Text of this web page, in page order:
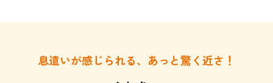
息遣いが感じられる、あっと驚く近さ！